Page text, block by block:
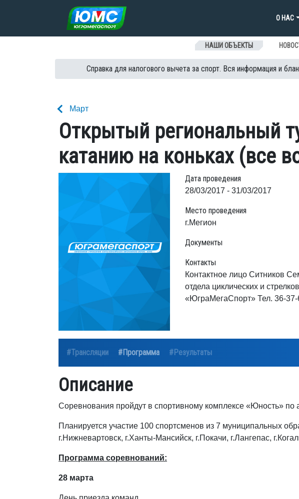
Перейти к содержанию
О НАС
НАШИ ОБЪЕКТЫ
Справка для налогового вычета за спорт. Вся информация и
Март
Открытый региональный
катанию на коньках (все
Дата проведения
28/03/2017 - 31/03/2017
Место проведения
г.Мегион
Документы
Контакты
Контактное лицо Ситников
отдела циклических и
«ЮграМегаСпорт» Тел. 36-
#Трансляции #Программа #Результаты
Описание
Соревнования пройдут в спортивному комплексе «Юность» по
Планируется участие 100 спортсменов из 7 муниципальных
г.Нижневартовск, г.Ханты-Мансийск, г.Покачи, г.Лангепас,
Программа соревнований:
28 марта